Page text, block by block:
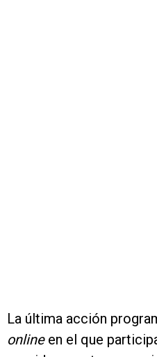
La última acción
onlineen el que